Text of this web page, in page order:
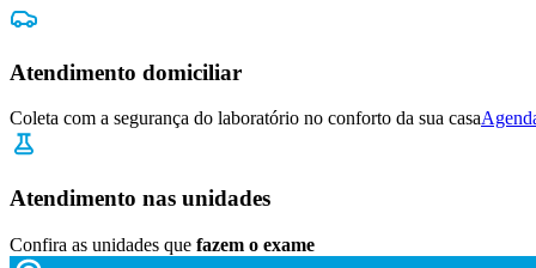
Atendimento domiciliar
Coleta com a segurança do laboratório no conforto da sua casa
Atendimento nas unidades
Confira as unidades que fazem o exame